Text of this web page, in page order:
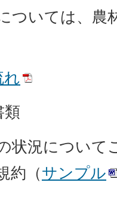
ついては、農
れ
類
状況について
約（サンプル